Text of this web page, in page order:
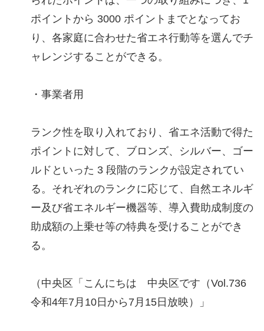
ポイントから 3000 ポイントまでとなってお
り、各家庭に合わせた省エネ行動等を選んでチ
ャレンジすることができる。
・事業者用
ランク性を取り入れており、省エネ活動で得た
ポイントに対して、ブロンズ、シルバー、ゴー
ルドといった 3 段階のランクが設定されてい
る。それぞれのランクに応じて、自然エネルギ
ー及び省エネルギー機器等、導入費助成制度の
助成額の上乗せ等の特典を受けることができ
る。
（中央区「こんにちは 中央区です（Vol.736
令和4年7月10日から7月15日放映）」